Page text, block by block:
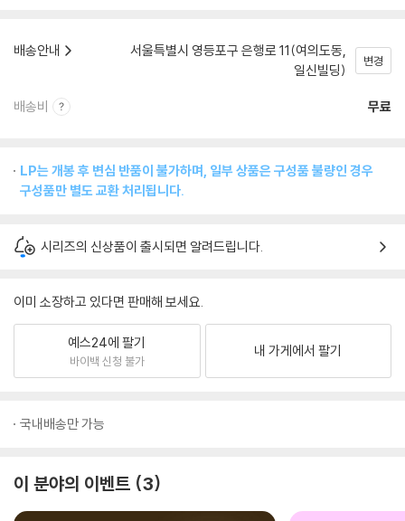
배송안내
서울특별시 영등포구 은행로 11(여의도동,
일신빌딩)
변경
배송비 무료
LP는 개봉 후 변심 반품이 불가하며, 일부 상품은 구성품 불량인 경우
구성품만 별도 교환 처리됩니다.
시리즈의 신상품이 출시되면 알려드립니다.
이미 소장하고 있다면 판매해 보세요.
예스24에 팔기
바이백 신청 불가
내 가게에서 팔기
국내배송만 가능
이 분야의 이벤트 3